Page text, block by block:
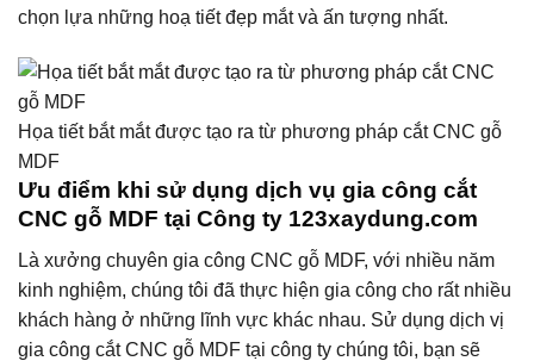
chọn lựa những hoạ tiết đẹp mắt và ấn tượng nhất.
Họa tiết bắt mắt được tạo ra từ phương pháp cắt CNC gỗ
MDF
Ưu điểm khi sử dụng dịch vụ gia công cắt
CNC gỗ MDF tại Công ty 123xaydung.com
Là xưởng chuyên gia công CNC gỗ MDF, với nhiều năm
kinh nghiệm, chúng tôi đã thực hiện gia công cho rất nhiều
khách hàng ở những lĩnh vực khác nhau. Sử dụng dịch vị
gia công cắt CNC gỗ MDF tại công ty chúng tôi, bạn sẽ